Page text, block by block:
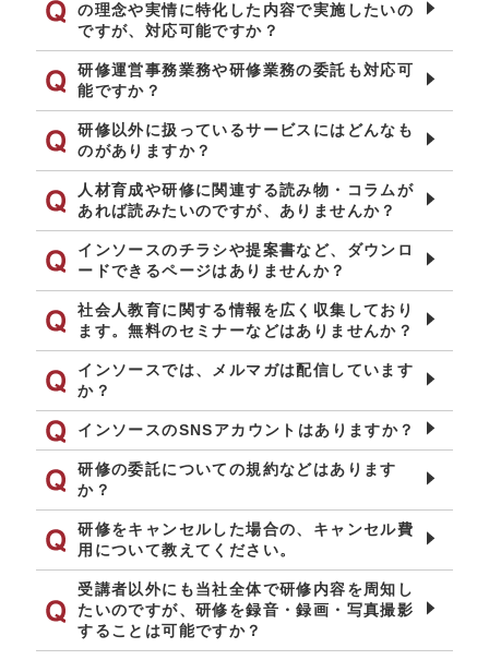
の理念や実情に特化した内容で実施したいの
ですが、対応可能ですか？
研修運営事務業務や研修業務の委託も対応可
能ですか？
研修以外に扱っているサービスにはどんなも
のがありますか？
人材育成や研修に関連する読み物・コラムが
あれば読みたいのですが、ありませんか？
インソースのチラシや提案書など、ダウンロ
ードできるページはありませんか？
社会人教育に関する情報を広く収集しており
ます。無料のセミナーなどはありませんか？
インソースでは、メルマガは配信しています
か？
インソースのSNSアカウントはありますか？
研修の委託についての規約などはあります
か？
研修をキャンセルした場合の、キャンセル費
用について教えてください。
受講者以外にも当社全体で研修内容を周知し
たいのですが、研修を録音・録画・写真撮影
することは可能ですか？